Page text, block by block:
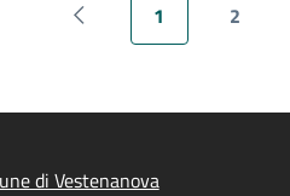
Pagina precedente
Pagina attuale
1
Pagina
2
di Vestenanova